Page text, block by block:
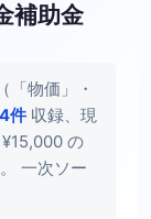
補助金
「物価」・
4件 収録、現
の
一次ソー